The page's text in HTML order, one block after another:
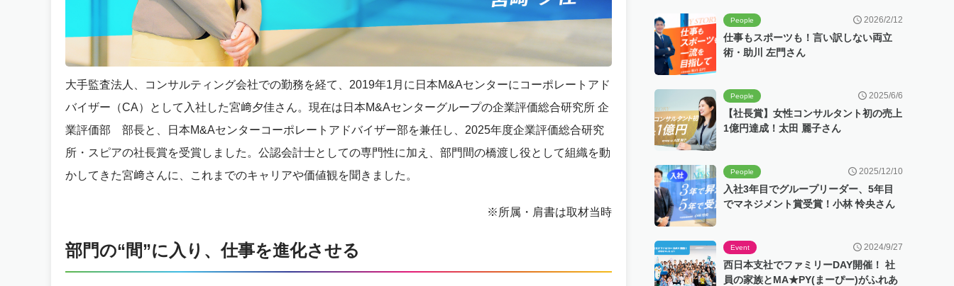
大手監査法人、コンサルティング会社での勤務を経て、2019年1月に日本M&Aセンターにコーポレートアド
バイザー（CA）として入社した宮﨑夕佳さん。現在は日本M&Aセンターグループの企業評価総合研究所 企
業評価部 部長と、日本M&Aセンターコーポレートアドバイザー部を兼任し、2025年度企業評価総合研究
所・スピアの社長賞を受賞しました。公認会計士としての専門性に加え、部門間の橋渡し役として組織を動
かしてきた宮﨑さんに、これまでのキャリアや価値観を聞きました。
※所属・肩書は取材当時
部門の“間”に入り、仕事を進化させる
People 2026/2/12
仕事もスポーツも！言い訳しない両立
術・助川 左門さん
People 2025/6/6
【社長賞】女性コンサルタント初の売上
1億円達成！太田 麗子さん
People 2025/12/10
入社3年目でグループリーダー、5年目
でマネジメント賞受賞！小林 怜央さん
Event 2024/9/27
西日本支社でファミリーDAY開催！ 社
員の家族とMA★PY(まーぴー)がふれあ